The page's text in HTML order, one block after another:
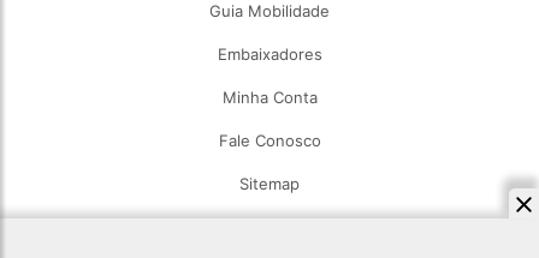
Guia Mobilidade
Embaixadores
Minha Conta
Fale Conosco
Sitemap